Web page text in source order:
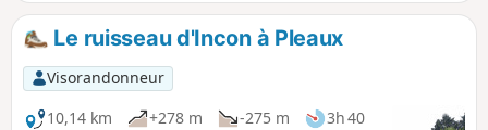
Le ruisseau d'Incon à Pleaux
Visorandonneur
10,14 km
+278 m -275 m
3h 40